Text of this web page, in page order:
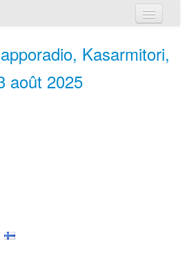
Kasarmitori,
août 2025